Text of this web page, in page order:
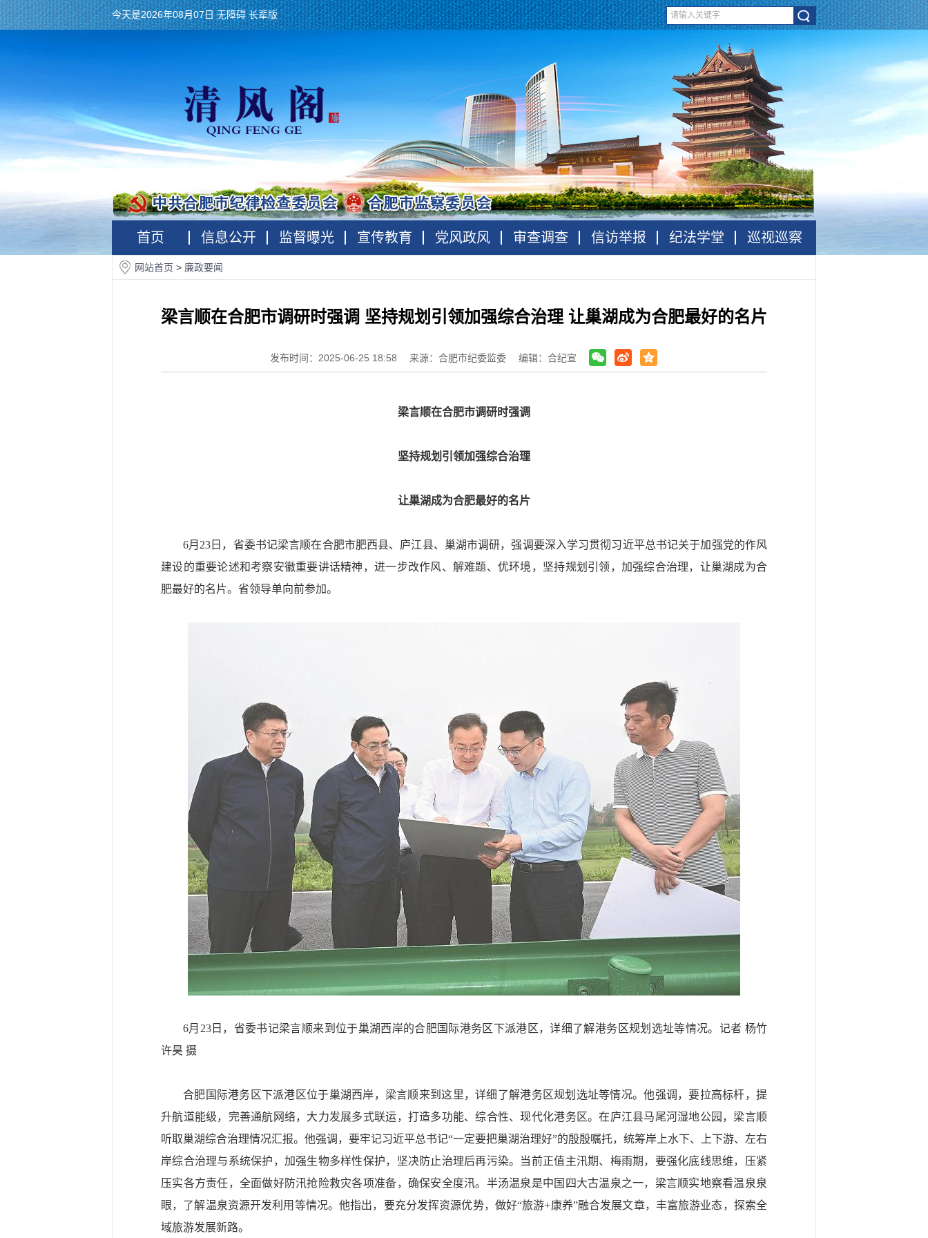
今天是2026年08月07日 无障碍 长辈版
首页 信息公开 监督曝光 宣传教育 党风政风 审查调查 信访举报 纪法学堂 巡视巡察
网站首页 > 廉政要闻
梁言顺在合肥市调研时强调 坚持规划引领加强综合治理 让巢湖成为合肥最好的名片
发布时间：2025-06-25 18:58 来源：合肥市纪委监委 编辑：合纪宣
梁言顺在合肥市调研时强调
坚持规划引领加强综合治理
让巢湖成为合肥最好的名片
6月23日，省委书记梁言顺在合肥市肥西县、庐江县、巢湖市调研，强调要深入学习贯彻习近平总书记关于加强党的作风
建设的重要论述和考察安徽重要讲话精神，进一步改作风、解难题、优环境，坚持规划引领，加强综合治理，让巢湖成为合
肥最好的名片。省领导单向前参加。
6月23日，省委书记梁言顺来到位于巢湖西岸的合肥国际港务区下派港区，详细了解港务区规划选址等情况。记者 杨竹
许昊 摄
合肥国际港务区下派港区位于巢湖西岸，梁言顺来到这里，详细了解港务区规划选址等情况。他强调，要拉高标杆，提
升航道能级，完善通航网络，大力发展多式联运，打造多功能、综合性、现代化港务区。在庐江县马尾河湿地公园，梁言顺
听取巢湖综合治理情况汇报。他强调，要牢记习近平总书记“一定要把巢湖治理好”的殷殷嘱托，统筹岸上水下、上下游、左右
岸综合治理与系统保护，加强生物多样性保护，坚决防止治理后再污染。当前正值主汛期、梅雨期，要强化底线思维，压紧
压实各方责任，全面做好防汛抢险救灾各项准备，确保安全度汛。半汤温泉是中国四大古温泉之一，梁言顺实地察看温泉泉
眼，了解温泉资源开发利用等情况。他指出，要充分发挥资源优势，做好“旅游+康养”融合发展文章，丰富旅游业态，探索全
域旅游发展新路。